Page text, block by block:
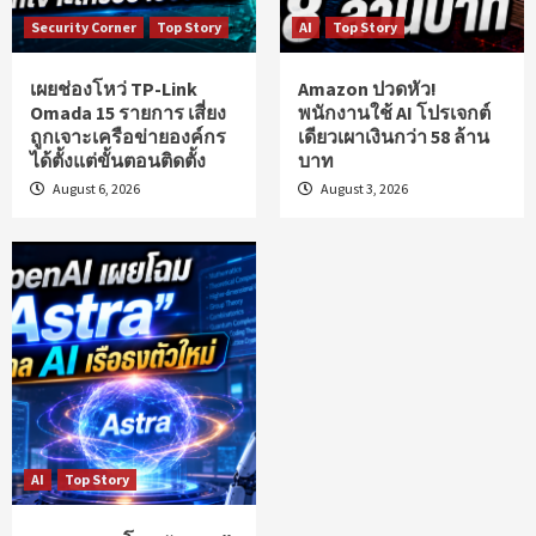
Security Corner Top Story
เผยช่องโหว่ TP-Link
Omada 15 รายการ เสี่ยง
ถูกเจาะเครือข่ายองค์กร
ได้ตั้งแต่ขั้นตอนติดตั้ง
August 6, 2026
AI Top Story
Amazon ปวดหัว!
พนักงานใช้ AI โปรเจกต์
เดียวเผาเงินกว่า 58 ล้าน
บาท
August 3, 2026
AI Top Story